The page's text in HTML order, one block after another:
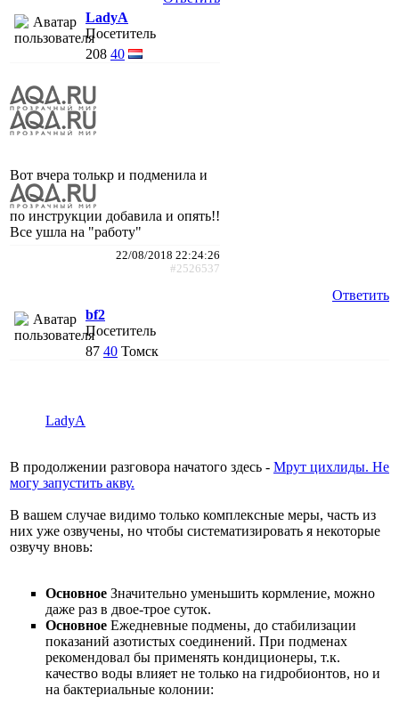
LadyA
Посетитель
208 40
Вот вчера толькр и подменила и
по инструкции добавила и опять!!
Все ушла на "работу"
22/08/2018 22:24:26
#2526537
Ответить
bf2
Посетитель
87 40 Томск
LadyA
В продолжении разговора начатого здесь - Мрут цихлиды. Не
могу запустить акву.
В вашем случае видимо только комплексные меры, часть из
них уже озвучены, но чтобы систематизировать я некоторые
озвучу вновь:
Основное Значительно уменьшить кормление, можно
даже раз в двое-трое суток.
Основное Ежедневные подмены, до стабилизации
показаний азотистых соединений. При подменах
рекомендовал бы применять кондиционеры, т.к.
качество воды влияет не только на гидробионтов, но и
на бактериальные колонии: